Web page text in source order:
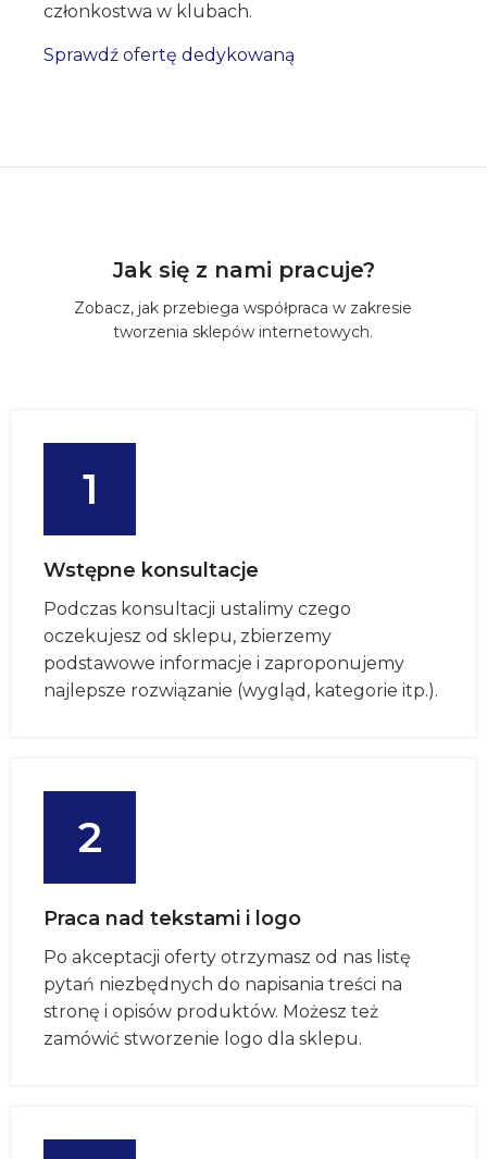
członkostwa w klubach.
Sprawdź ofertę dedykowaną
Jak się z nami pracuje?
Zobacz, jak przebiega współpraca w zakresie
tworzenia sklepów internetowych.
1
Wstępne konsultacje
Podczas konsultacji ustalimy czego
oczekujesz od sklepu, zbierzemy
podstawowe informacje i zaproponujemy
najlepsze rozwiązanie (wygląd, kategorie itp.).
2
Praca nad tekstami i logo
Po akceptacji oferty otrzymasz od nas listę
pytań niezbędnych do napisania treści na
stronę i opisów produktów. Możesz też
zamówić stworzenie logo dla sklepu.